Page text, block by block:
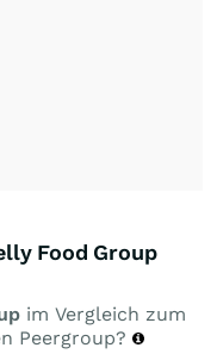
Food Group
im Vergleich zum
Peergroup?